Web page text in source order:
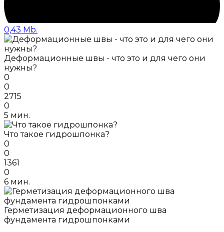
0,43 Mb.
Деформационные швы - что это и для чего они
нужны?
0
0
2715
0
5 мин.
Что такое гидрошпонка?
0
0
1361
0
6 мин.
Герметизация деформационного шва
фундамента гидрошпонками